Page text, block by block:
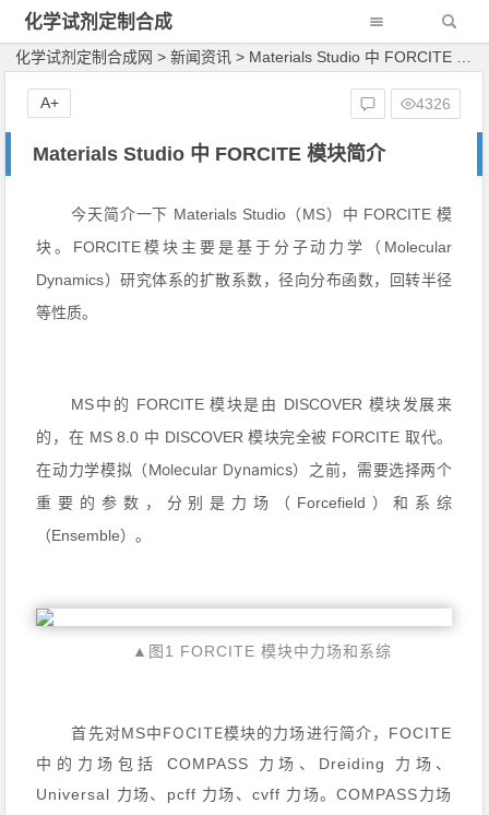
化学试剂定制合成
网
化学试剂定制合成网 > 新闻资讯 > Materials Studio 中 FORCITE 模块简介
Materials Studio 中 FORCITE 模块简介
4326
A+
今天简介一下 Materials Studio（MS）中 FORCITE 模
块。 FORCITE模块主要是基于分子动力学（Molecular
Dynamics）研究体系的扩散系数，径向分布函数，回转半径
等性质。
MS中的 FORCITE 模块是由 DISCOVER 模块发展来
的，在 MS 8.0 中 DISCOVER 模块完全被 FORCITE 取代。
在动力学模拟
（Molecular Dynamics） 之前，需要选择两个
重要的参数，分别是力场（Forcefield）和系综
（Ensemble）。
▲图1 FORCITE 模块中力场和系综
首先对MS中FOCITE模块的力场进行简介，FOCITE
中的力场包括 COMPASS 力场、Dreiding 力场、
Universal 力场、pcff 力场、cvff 力场。COMPASS力场